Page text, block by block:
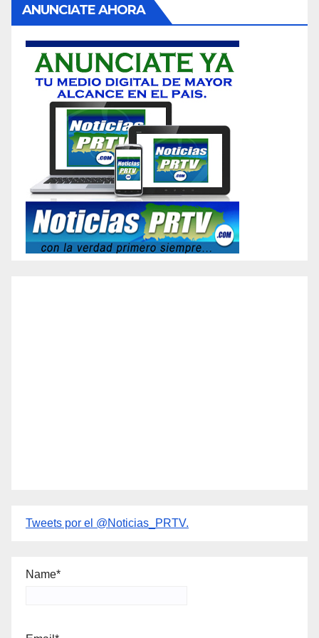
ANUNCIATE AHORA
Tweets por el @Noticias_PRTV.
Name*